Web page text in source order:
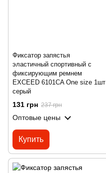
Фиксатор запястья
эластичный спортивный с
фиксирующим ремнем
EXCEED 6101CA One size 1шт
серый
131 грн 237 грн
Оптовые цены
Купить